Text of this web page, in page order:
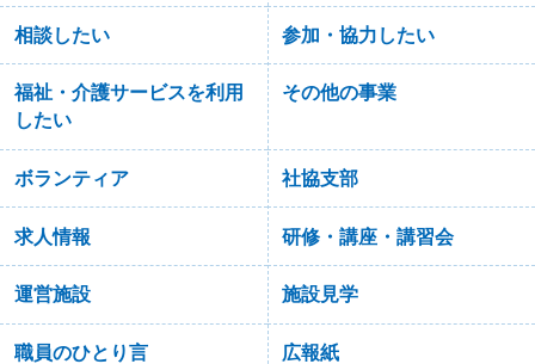
相談したい 参加・協力したい
福祉・介護サービスを利用
したい
その他の事業
ボランティア 社協支部
求人情報 研修・講座・講習会
運営施設 施設見学
職員のひとり言 広報紙